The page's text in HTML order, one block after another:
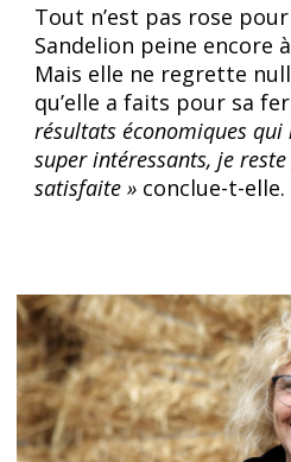
Tout n’est pas rose
Sandelion peine encore
Mais elle ne regrette
qu’elle a faits pour sa
résultats économiques qui
super intéressants, je
satisfaite » conclue-t-elle.